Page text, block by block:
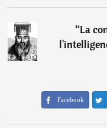
“La
Facebook